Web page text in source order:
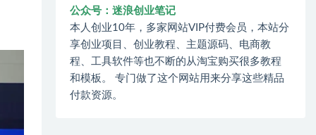
公众号：迷浪创业笔记
本人创业10年，多家网站VIP付费会员，本站分
享创业项目、创业教程、主题源码、电商教
程、工具软件等也不断的从淘宝购买很多教程
和模板。 专门做了这个网站用来分享这些精品
付款资源。